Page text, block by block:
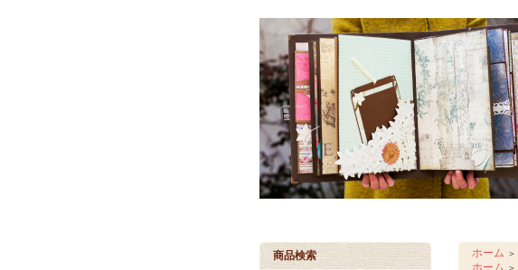
商品検索 ホーム ＞
ホーム ＞